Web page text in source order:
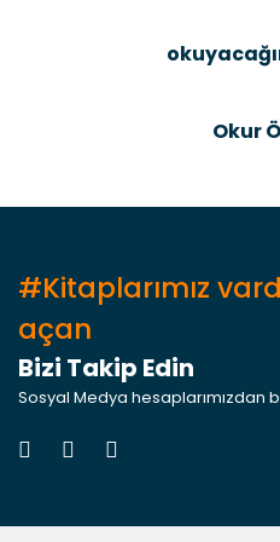
Okur
#Kitaplarımız
açan
Bizi Takip Edin
Sosyal Medya hesaplarımızdan